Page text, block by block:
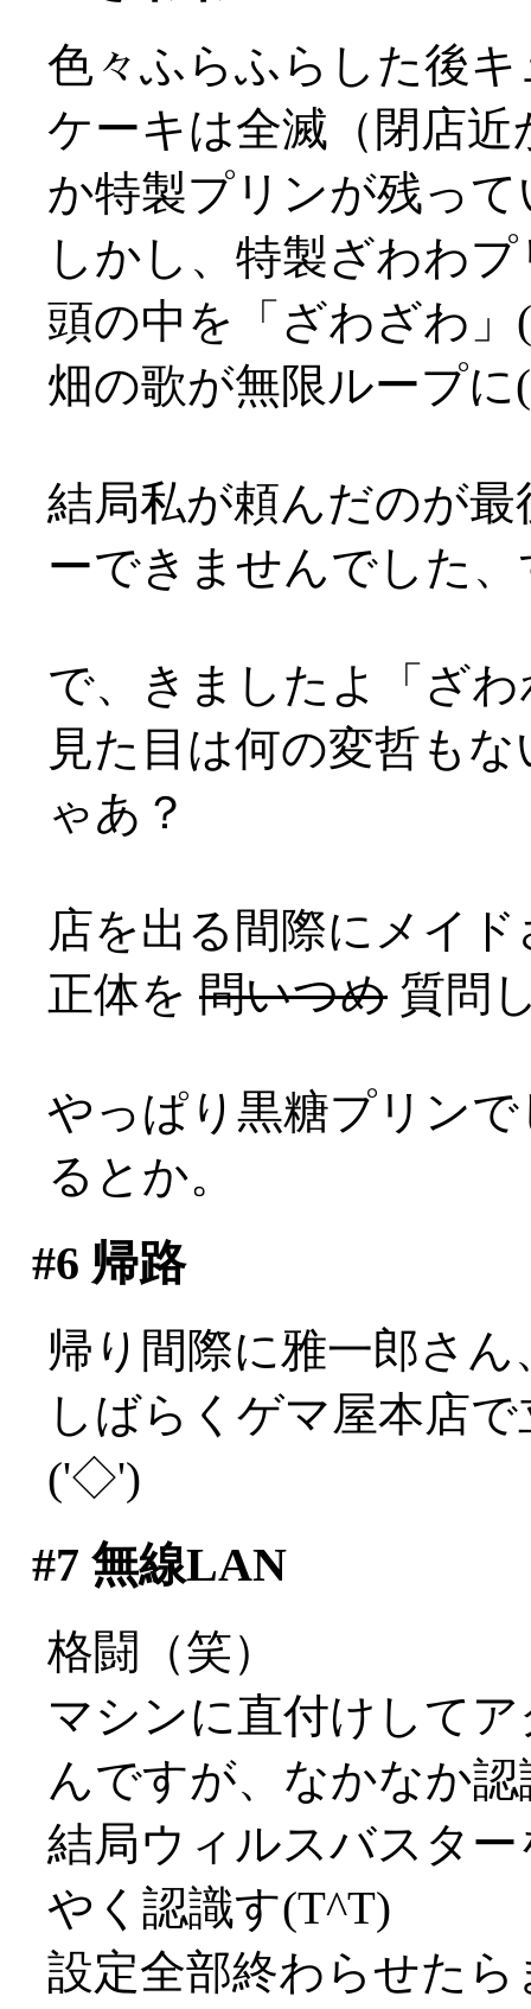
色々ふらふらした後
ケーキは全滅（閉店
か特製プリンが残って
しかし、特製ざわわ
頭の中を「ざわざわ
畑の歌が無限ループに
結局私が頼んだのが
ーできませんでした
で、きましたよ「ざ
見た目は何の変哲も
ゃあ？
店を出る間際にメイ
正体を 問いつめ 質問
やっぱり黒糖プリン
るとか。
#6 帰路
帰り間際に雅一郎さん
しばらくゲマ屋本店
('◇')ゞ
#7 無線LAN
格闘（笑）
マシンに直付けして
んですが、なかなか
結局ウィルスバスタ
やく認識す(T^T)
設定全部終わらせた